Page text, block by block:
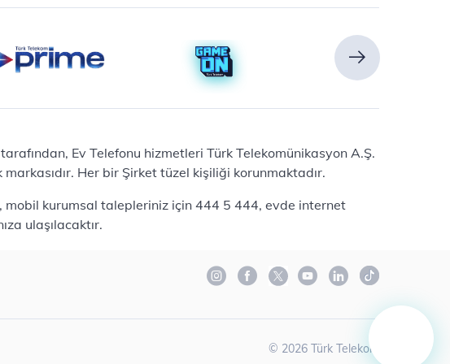
Ev Telefonu hizmetleri Türk Telekomünikasyon A.Ş.
Her bir Şirket tüzel kişiliği korunmaktadır.
mobil kurumsal talepleriniz için 444 5 444, evde internet
ulaşılacaktır.
© 2026 Türk Telekom